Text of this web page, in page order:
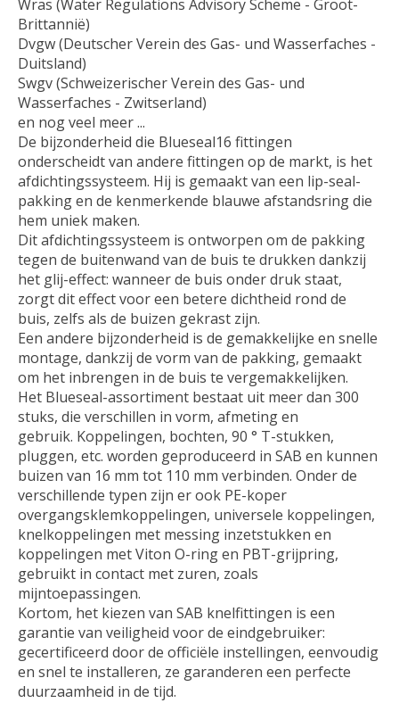
Wras (Water Regulations Advisory Scheme - Groot-
Brittannië)
Dvgw (Deutscher Verein des Gas- und Wasserfaches -
Duitsland)
Swgv (Schweizerischer Verein des Gas- und
Wasserfaches - Zwitserland)
en nog veel meer ...
De bijzonderheid die Blueseal16 fittingen
onderscheidt van andere fittingen op de markt, is het
afdichtingssysteem. Hij is gemaakt van een lip-seal-
pakking en de kenmerkende blauwe afstandsring die
hem uniek maken.
Dit afdichtingssysteem is ontworpen om de pakking
tegen de buitenwand van de buis te drukken dankzij
het glij-effect: wanneer de buis onder druk staat,
zorgt dit effect voor een betere dichtheid rond de
buis, zelfs als de buizen gekrast zijn.
Een andere bijzonderheid is de gemakkelijke en snelle
montage, dankzij de vorm van de pakking, gemaakt
om het inbrengen in de buis te vergemakkelijken.
Het Blueseal-assortiment bestaat uit meer dan 300
stuks, die verschillen in vorm, afmeting en
gebruik. Koppelingen, bochten, 90 ° T-stukken,
pluggen, etc. worden geproduceerd in SAB en kunnen
buizen van 16 mm tot 110 mm verbinden. Onder de
verschillende typen zijn er ook PE-koper
overgangsklemkoppelingen, universele koppelingen,
knelkoppelingen met messing inzetstukken en
koppelingen met Viton O-ring en PBT-grijpring,
gebruikt in contact met zuren, zoals
mijntoepassingen.
Kortom, het kiezen van SAB knelfittingen is een
garantie van veiligheid voor de eindgebruiker:
gecertificeerd door de officiële instellingen, eenvoudig
en snel te installeren, ze garanderen een perfecte
duurzaamheid in de tijd.